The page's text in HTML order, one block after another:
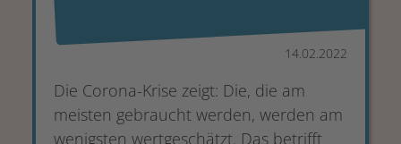
Die Corona-Krise zeigt: Die, die am
meisten gebraucht werden, werden am
wenigsten wertgeschätzt. Das betrifft
14.02.2022